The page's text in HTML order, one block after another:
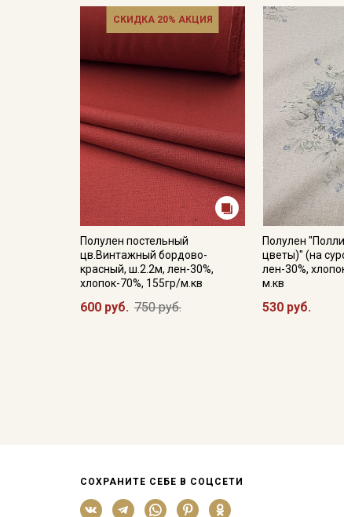
СКИДКА 20% АКЦИЯ
Полулен постельный
цв.Винтажный бордово-
красный, ш.2.2м, лен-30%,
хлопок-70%, 155гр/м.кв
600 руб. 750 руб.
Полулен
цветы)" (на
лен-30%,
м.кв
530 руб.
СОХРАНИТЕ СЕБЕ В СОЦСЕТИ